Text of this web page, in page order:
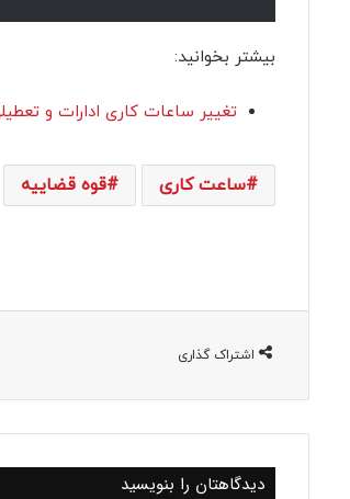
بیشتر بخوانید:
تغییر ساعات کاری ادارات و
ساعت کاری قوه قضاییه
اشتراک گذاری
دیدگاهتان را بنویسید